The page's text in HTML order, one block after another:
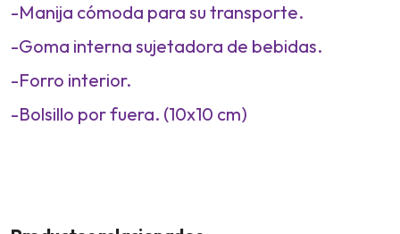
-Manija cómoda para su transporte.
-Goma interna sujetadora de bebidas.
-Forro interior.
-Bolsillo por fuera. (10x10 cm)